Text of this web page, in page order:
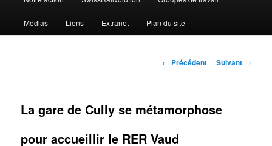
Médias Liens Extranet Plan du site
Navigation
← Précédent Suivant →
La gare de Cully se métamorphose
pour accueillir le RER Vaud